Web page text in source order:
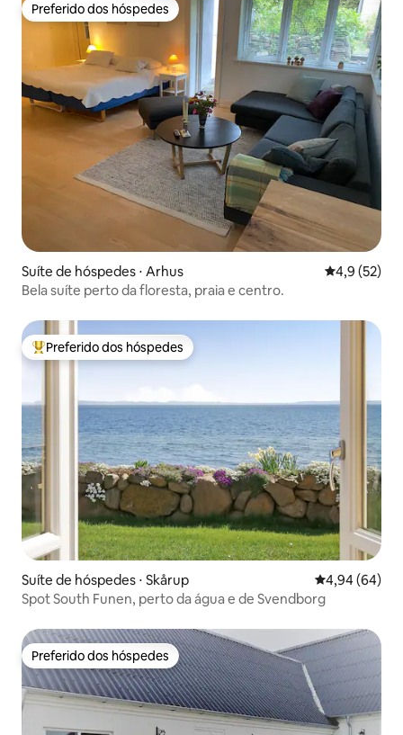
Preferido dos hóspedes
Preferido dos hóspedes
Suíte de hóspedes ⋅ Arhus 4,9 de uma
4,9 (52)
Bela suíte perto da floresta, praia e centro.
Entre os melhores preferidos dos hóspedes
Preferido dos hóspedes
Suíte de hóspedes ⋅ Skårup 4,94 de uma
4,94 (64)
Spot South Funen, perto da água e de Svendborg
Preferido dos hóspedes
Preferido dos hóspedes